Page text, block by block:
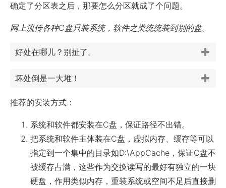
确定了分区表之后，那要怎么分区就成了个问题。
网上流传各种C盘只装系统，软件之类统统装到别的盘。
好处在哪儿？别扯了。
坏处倒是一大堆！
推荐的安装方式：
系统和软件都安装在C盘，保证路径不出错。
把系统和软件主体装在C盘，虚拟内存、缓存等可以
指定到一个集中的目录如D:\AppCache，保证C盘不
被缓存占满，这些作为交换读写的最好有独立的一块
硬盘，作用类似内存，重装系统或空间不足后直接删